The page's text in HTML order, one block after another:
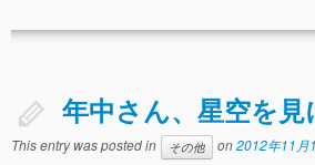
年中さん、星空を
This entry was posted in その他 on2012年11月